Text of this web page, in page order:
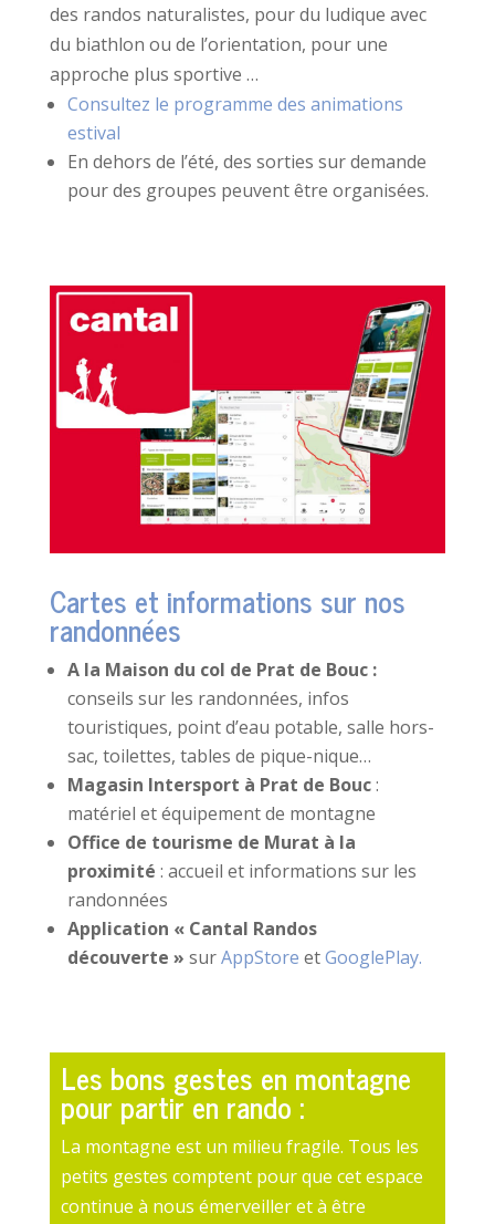
des randos naturalistes, pour du ludique avec
du biathlon ou de l’orientation, pour une
approche plus sportive …
Consultez le programme des animations
estival
En dehors de l’été, des sorties sur demande
pour des groupes peuvent être organisées.
Cartes et informations sur nos
randonnées
A la Maison du col de Prat de Bouc :
conseils sur les randonnées, infos
touristiques, point d’eau potable, salle hors-
sac, toilettes, tables de pique-nique…
Magasin Intersport à Prat de Bouc:
matériel et équipement de montagne
Office de tourisme de Murat à la
proximité : accueil et informations sur les
randonnées
Application « Cantal Randos
découverte » surAppStore etGooglePlay.
Les bons gestes en montagne
pour partir en rando :
La montagne est un milieu fragile. Tous les
petits gestes comptent pour que cet espace
continue à nous émerveiller et à être